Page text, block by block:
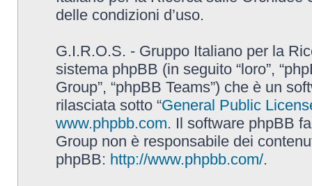
delle condizioni d’uso.
G.I.R.O.S. - Gruppo Italiano per la
sistema phpBB (in seguito “loro”,
Group”, “phpBB Teams”) che è un
rilasciata sotto “General Public
www.phpbb.com. Il software phpBB
Group non è responsabile dei
phpBB: http://www.phpbb.com/.